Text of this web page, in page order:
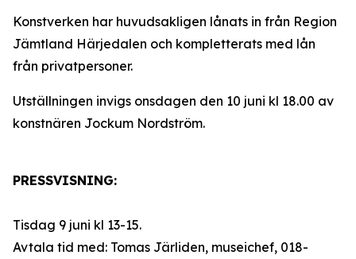
Konstverken har huvudsakligen lånats in från Region
Jämtland Härjedalen och kompletterats med lån
från privatpersoner.
Utställningen invigs onsdagen den 10 juni kl 18.00 av
konstnären Jockum Nordström.
PRESSVISNING:
Tisdag 9 juni kl 13-15.
Avtala tid med: Tomas Järliden, museichef, 018-